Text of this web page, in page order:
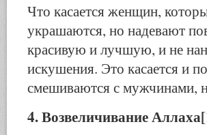
Что касается женщин,
украшаются, но надевают
красивую и лучшую, и не
искушения. Это касается и
смешиваются с мужчинами,
4. Возвеличивание